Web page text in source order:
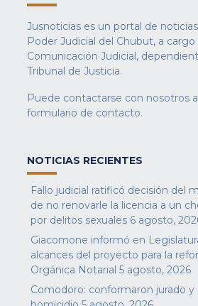
Jusnoticias es un portal de
Poder Judicial del Chubut, a
Comunicación Judicial,
Tribunal de Justicia.
Puede contactarse con nosotros
formulario de contacto.
NOTICIAS RECIENTES
Fallo judicial ratificó decisión del
de no renovarle la licencia a un
por delitos sexuales 6 agosto,
Giacomone informó en
alcances del proyecto para la
Orgánica Notarial 5 agosto, 2026
Comodoro: conformaron jurado